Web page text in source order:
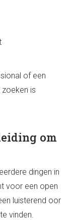
of een
zoeken is
om
dingen in
voor een open
luisterend oor
vinden.